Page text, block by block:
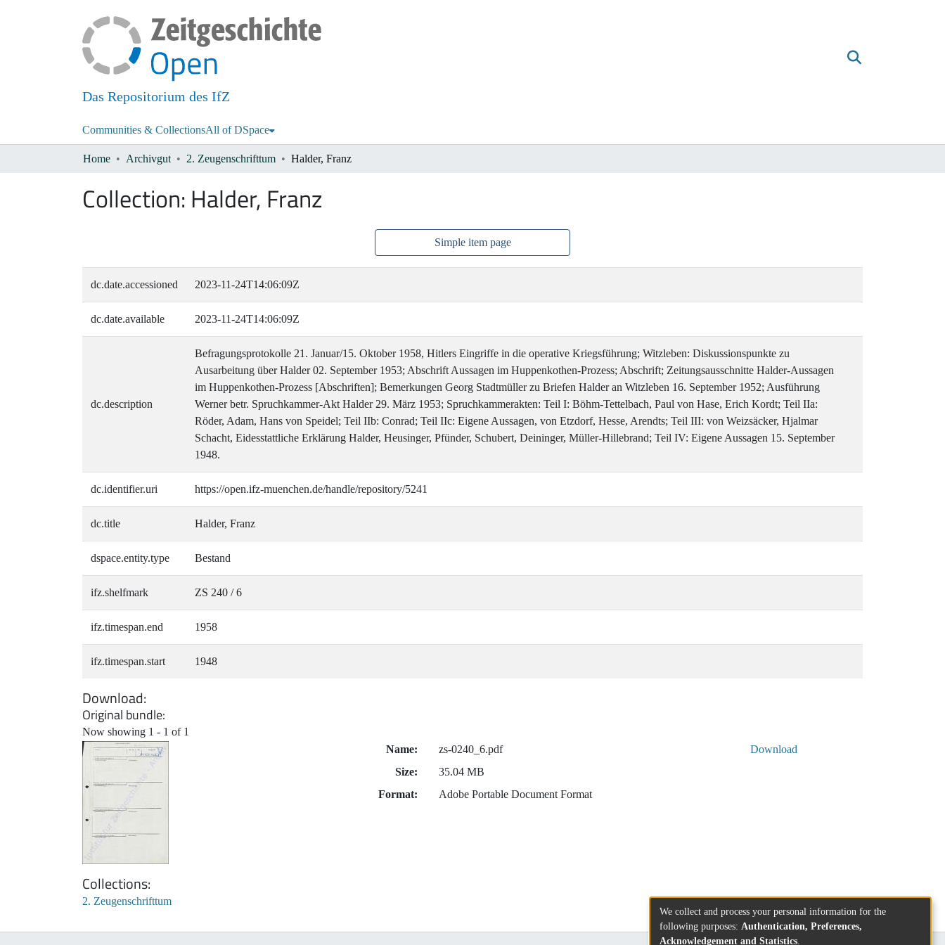
Das Repositorium des IfZ
Communities & CollectionsAll of DSpace
Home Archivgut 2. Zeugenschrifttum Halder, Franz
Collection: Halder, Franz
Simple item page
dc.date.accessioned 2023-11-24T14:06:09Z
dc.date.available 2023-11-24T14:06:09Z
dc.description
Befragungsprotokolle 21. Januar/15. Oktober 1958, Hitlers Eingriffe in die operative Kriegsführung; Witzleben: Diskussionspunkte zu
Ausarbeitung über Halder 02. September 1953; Abschrift Aussagen im Huppenkothen-Prozess; Abschrift; Zeitungsausschnitte Halder-Aussagen
im Huppenkothen-Prozess [Abschriften]; Bemerkungen Georg Stadtmüller zu Briefen Halder an Witzleben 16. September 1952; Ausführung
Werner betr. Spruchkammer-Akt Halder 29. März 1953; Spruchkammerakten: Teil I: Böhm-Tettelbach, Paul von Hase, Erich Kordt; Teil IIa:
Röder, Adam, Hans von Speidel; Teil IIb: Conrad; Teil IIc: Eigene Aussagen, von Etzdorf, Hesse, Arendts; Teil III: von Weizsäcker, Hjalmar
Schacht, Eidesstattliche Erklärung Halder, Heusinger, Pfünder, Schubert, Deininger, Müller-Hillebrand; Teil IV: Eigene Aussagen 15. September
1948.
dc.identifier.uri https://open.ifz-muenchen.de/handle/repository/5241
dc.title Halder, Franz
dspace.entity.type Bestand
ifz.shelfmark ZS 240 / 6
ifz.timespan.end 1958
ifz.timespan.start 1948
Download
Original bundle
Now showing 1 - 1 of 1
Name:
zs-0240_6.pdf
Size:
35.04 MB
Format:
Adobe Portable Document Format
Download
Collections
2. Zeugenschrifttum
We collect and process your personal information for the
following purposes: Authentication, Preferences,
Acknowledgement and Statistics